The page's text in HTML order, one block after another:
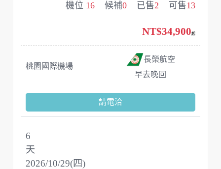
機位 16 候補0 已售2 可售13
桃園國際機場
長榮航空
早去晚回
NT$34,900起
請電洽
2026/10/29(四)
6
天